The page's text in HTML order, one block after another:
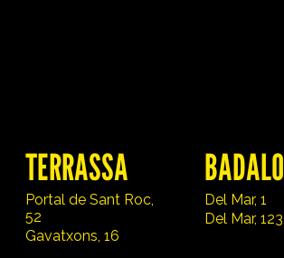
TERRASSA
Portal de Sant Roc,
52
Gavatxons, 16
Del Mar, 1
Del Mar, 123